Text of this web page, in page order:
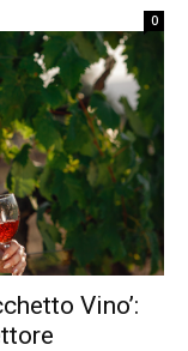
0
Vino’: